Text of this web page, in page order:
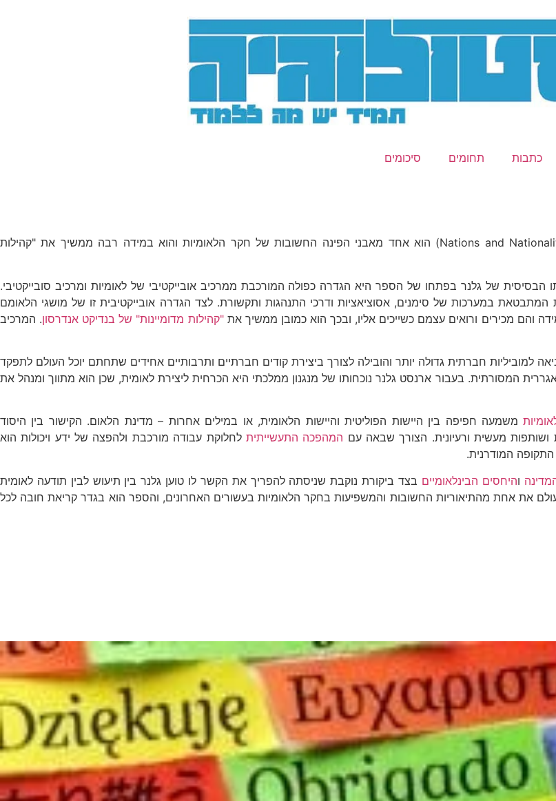
כתבות תחומים סיכומים
ספרו של הקלאסי של ארנסט גלנר (Ernest Gellner) "לאומים ולאומיות" (Nations and Nationalities) הוא אחד מאבני הפינה החשובות של חקר הלאומיות והוא במידה רבה ממשיך את "קהילות
הבסיסית של גלנר בפתחו של הספר היא הגדרה כפולה המורכבת ממרכיב אובייקטיבי של לאומיות ומרכיב סובייקטיבי.
במערכות של סימנים, אסוציאציות ודרכי התנהגות ותקשורת. לצד הגדרה אובייקטיבית זו של מושגי הלאומם
והם מכירים ורואים עצמם כשייכים אליו, ובכך הוא כמובן ממשיך את"קהילות מדומיינות" של בנדיקט אנדרסון. המרכיב
למוביליות חברתית גדולה יותר והובילה לצורך ביצירת קודים חברתיים ותרבותיים אחידים שתחתם יוכל העולם לתפקד
המסורתית. בעבור ארנסט גלנר נוכחותו של מנגנון ממלכתי היא הכרחית ליצירת לאומית, שכן הוא מתווך ומנהל את
משמעה חפיפה בין היישות הפוליטית והיישות הלאומית, או במילים אחרות – מדינת הלאום. הקישור בין היסוד
ושותפות מעשית ורעיונית. הצורך שבאה עם המהפכה התעשייתית לחלוקת עבודה מורכבת ולהפצה של ידע ויכולות הוא
המודרנית.
והיחסים הבינלאומיים בצד ביקורת נוקבת שניסתה להפריך את הקשר לו טוען גלנר בין תיעוש לבין תודעה לאומית
את אחת מהתיאוריות החשובות והמשפיעות בחקר הלאומיות בעשורים האחרונים, והספר הוא בגדר קריאת חובה לכל